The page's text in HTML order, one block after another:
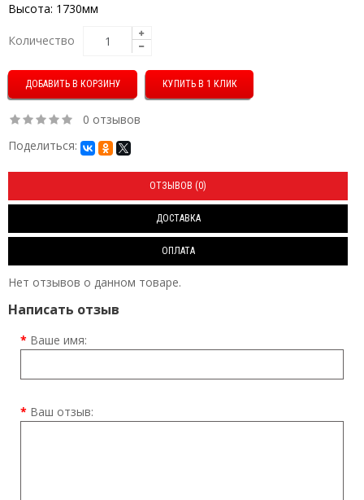
Высота: 1730мм
Количество
КУПИТЬ В 1 КЛИК
0 отзывов
Поделиться:
ОТЗЫВОВ (0)
ДОСТАВКА
ОПЛАТА
Нет отзывов о данном товаре.
Написать отзыв
Ваше имя:
Ваш отзыв: